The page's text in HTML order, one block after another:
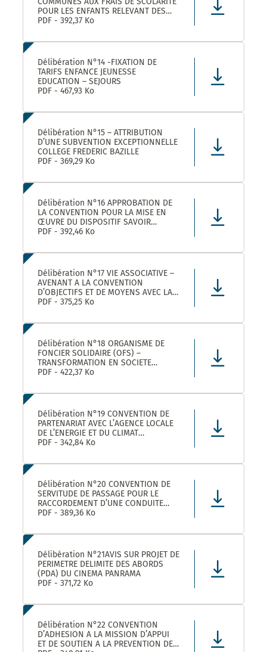
POUR LES ENFANTS RELEVANT DES
DISPOSITIFS ULISS ET DAR
CASTELNAUVIENNES
PDF - 392,37 Ko
Délibération N°14 -FIXATION DE
TARIFS ENFANCE JEUNESSE
EDUCATION – SEJOURS
PDF - 467,93 Ko
Délibération N°15 – ATTRIBUTION
D’UNE SUBVENTION EXCEPTIONNELLE
COLLEGE FREDERIC BAZILLE
PDF - 369,29 Ko
Délibération N°16 APPROBATION DE
LA CONVENTION POUR LA MISE EN
ŒUVRE DU DISPOSITIF SAVOIR
ROULER A VELO AVEC MONTPELLIER
PDF - 392,46 Ko
Délibération N°17 VIE ASSOCIATIVE –
AVENANT A LA CONVENTION
D’OBJECTIFS ET DE MOYENS AVEC LA
FEDERATION REGIONALE DES
CULTURE OCCITANIE POUR L’ANNEE
CONVENTION DE PARTENARIAT SIGNEE
POUR LA
PDF - 375,25 Ko
Délibération N°18 ORGANISME DE
FONCIER SOLIDAIRE (OFS) –
TRANSFORMATION EN SOCIETE
COOPERATIVE D’INTERET COLLECTIF
CAPITAL – APPROBATION –
PDF - 422,37 Ko
Délibération N°19 CONVENTION DE
PARTENARIAT AVEC L’AGENCE LOCALE
DE L’ENERGIE ET DU CLIMAT
MONTPELLIER METROPOLE :
PDF - 342,84 Ko
Délibération N°20 CONVENTION DE
SERVITUDE DE PASSAGE POUR LE
RACCORDEMENT D’UNE CONDUITE
EAUX PLUVIALES DANS LE CADRE DE
AVENUE DE L’EUROPE SUR LA
PDF - 389,36 Ko
Délibération N°21AVIS SUR PROJET DE
PERIMETRE DELIMITE DES ABORDS
(PDA) DU CINEMA PANRAMA
PDF - 371,72 Ko
Délibération N°22 CONVENTION
D’ADHESION A LA MISSION D’APPUI
ET DE SOUTIEN A LA PREVENTION DES